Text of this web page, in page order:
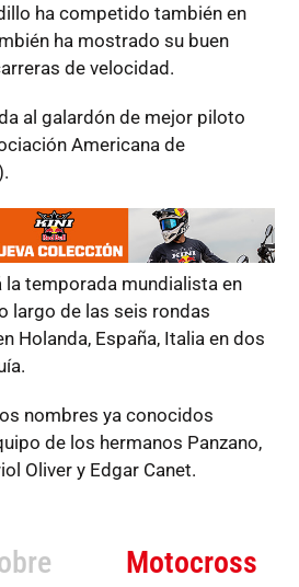
ha competido también en
ha mostrado su buen
de velocidad.
al galardón de mejor piloto
Americana de
temporada mundialista en
largo de las seis rondas
Holanda, España, Italia en dos
nombres ya conocidos
de los hermanos Panzano,
Oliver y Edgar Canet.
Motocross